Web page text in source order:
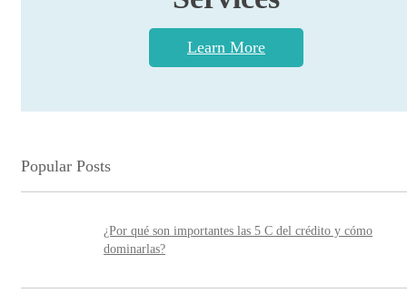
Learn More
Popular Posts
¿Por qué son importantes las 5 C del crédito y cómo
dominarlas?